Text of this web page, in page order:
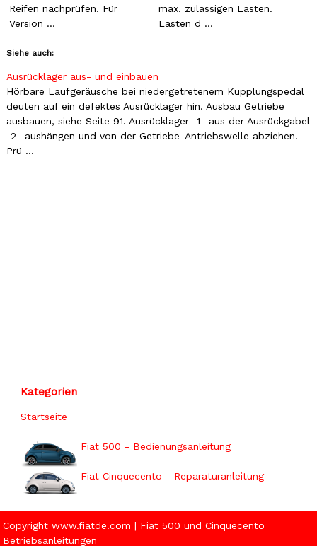
Reifen nachprüfen. Für
Version ...
max. zulässigen Lasten.
Lasten d ...
Siehe auch:
Ausrücklager aus- und einbauen
Hörbare Laufgeräusche bei niedergetretenem Kupplungspedal
deuten auf ein defektes Ausrücklager hin. Ausbau Getriebe
ausbauen, siehe Seite 91. Ausrücklager -1- aus der Ausrückgabel
-2- aushängen und von der Getriebe-Antriebswelle abziehen.
Prü ...
Kategorien
Startseite
Fiat 500 - Bedienungsanleitung
Fiat Cinquecento - Reparaturanleitung
Copyright www.fiatde.com | Fiat 500 und Cinquecento
Betriebsanleitungen